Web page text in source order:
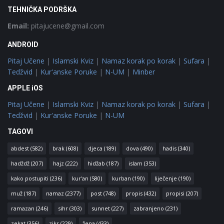
TEHNIČKA PODRŠKA
Email: pitajucene@gmail.com
ANDROID
Pitaj Učene | Islamski Kviz | Namaz korak po korak | Sufara |
Tedžvid | Kur'anske Poruke | N-UM | Minber
APPLE iOS
Pitaj Učene | Islamski Kviz | Namaz korak po korak | Sufara |
Tedžvid | Kur'anske Poruke | N-UM
TAGOVI
abdest (582) brak (608) djeca (189) dova (490) hadis (340)
hadždž (207) hajz (222) hidžab (187) islam (353)
kako postupiti (236) kur'an (580) kurban (190) liječenje (190)
muž (187) namaz (2377) post (748) propis (432) propisi (207)
ramazan (246) sihr (303) sunnet (227) zabranjeno (231)